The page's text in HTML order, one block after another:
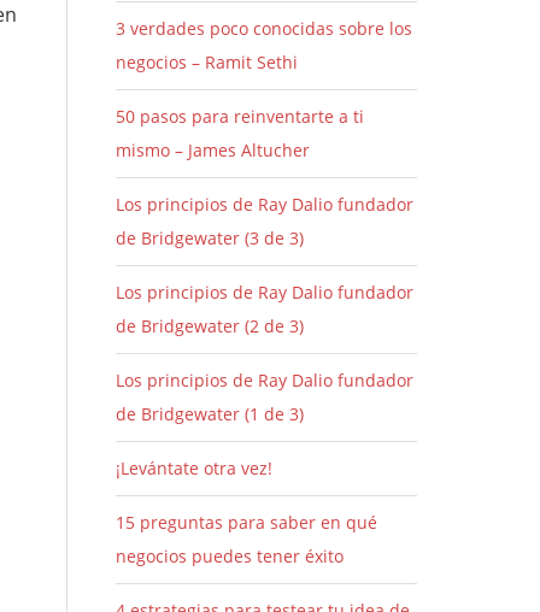
3 verdades poco conocidas sobre los
negocios – Ramit Sethi
50 pasos para reinventarte a ti
mismo – James Altucher
Los principios de Ray Dalio fundador
de Bridgewater (3 de 3)
Los principios de Ray Dalio fundador
de Bridgewater (2 de 3)
Los principios de Ray Dalio fundador
de Bridgewater (1 de 3)
¡Levántate otra vez!
15 preguntas para saber en qué
negocios puedes tener éxito